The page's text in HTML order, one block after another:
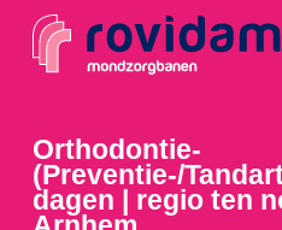
Orthodontie-
(Preventie-/
dagen | regio ten